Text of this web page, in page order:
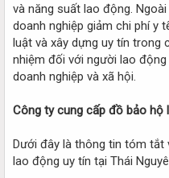
và năng suất lao động.
doanh nghiệp giảm chi phí y
luật và xây dựng uy tín trong
nhiệm đối với người lao
doanh nghiệp và xã hội.
Công ty cung cấp đồ bảo hộ
Dưới đây là thông tin tóm tắt
lao động uy tín tại Thái